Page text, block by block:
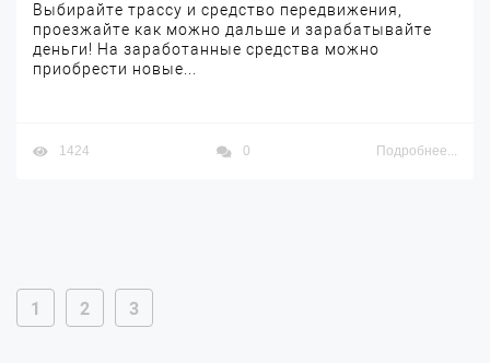
Выбирайте трассу и средство передвижения,
проезжайте как можно дальше и зарабатывайте
деньги! На заработанные средства можно
приобрести новые...
1424 0 Подробнее...
1 2 3